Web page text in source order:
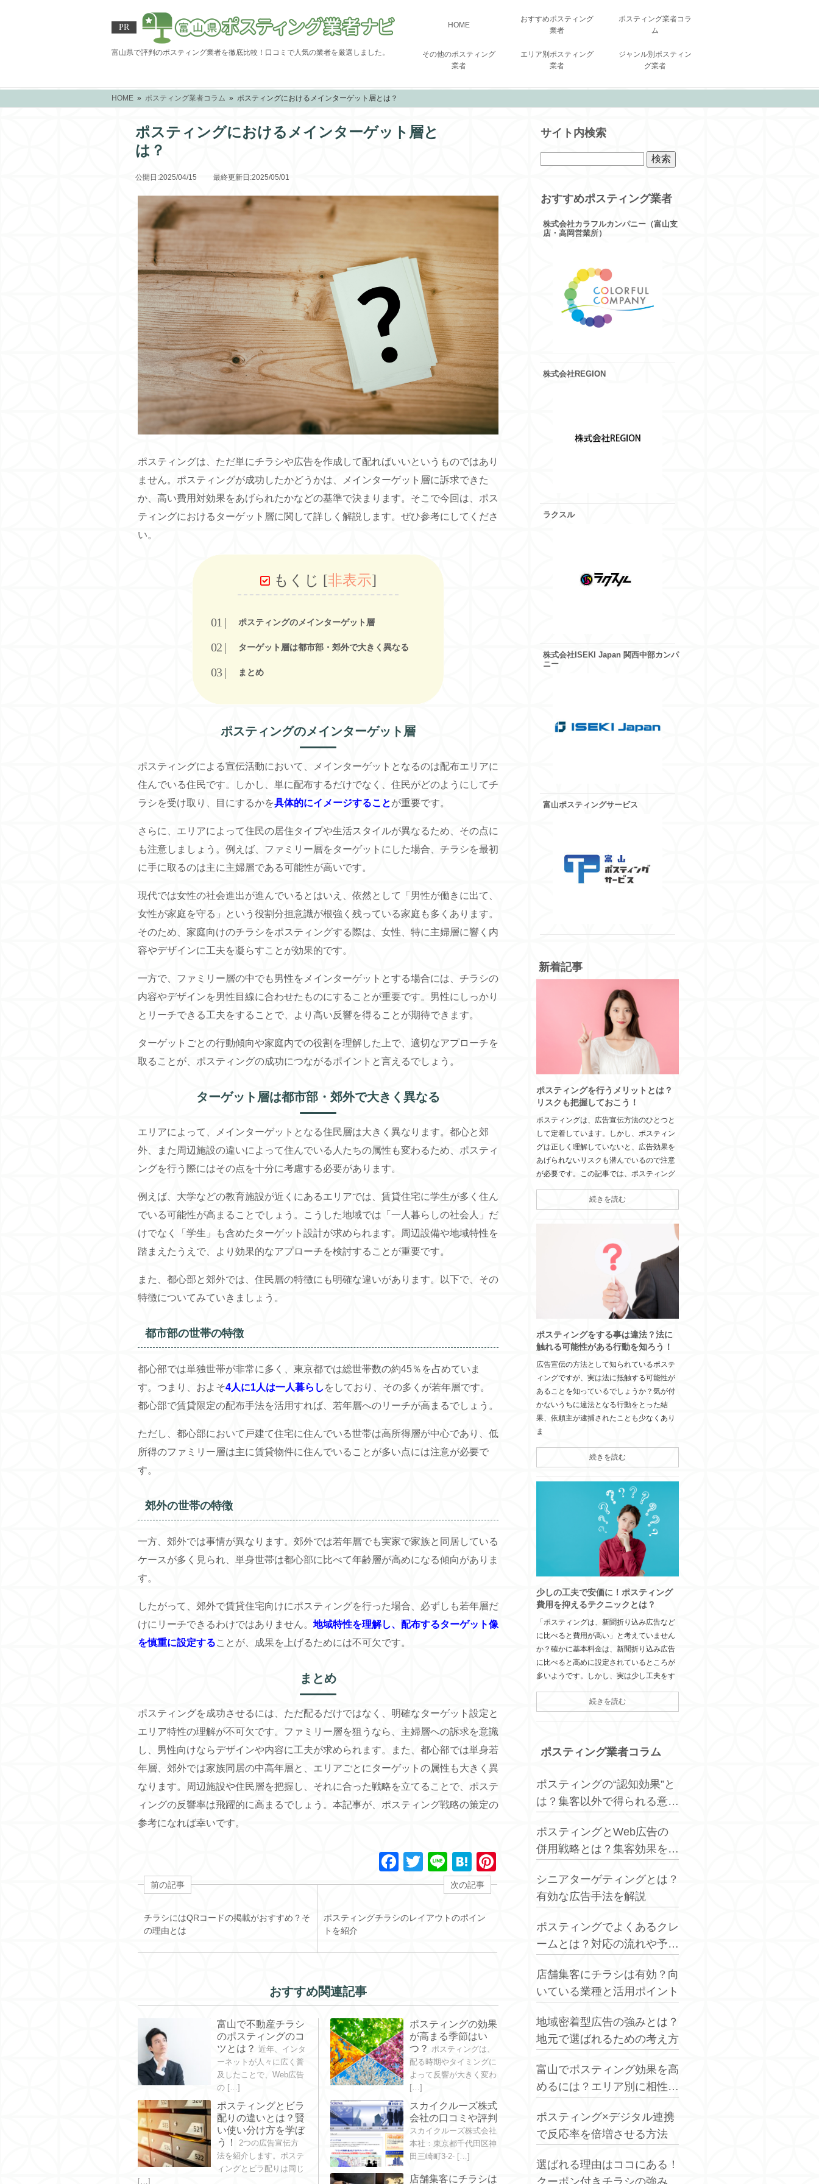
PR
富山県で評判のポスティング業者を徹底比較！口コミで人気の業者を厳選しました。
HOME
おすすめポスティング
業者
ポスティング業者コラ
ム
その他のポスティング
業者
エリア別ポスティング
業者
ジャンル別ポスティン
グ業者
HOME »ポスティング業者コラム » ポスティングにおけるメインターゲット層とは？
ポスティングにおけるメインターゲット層と
は？
公開日:2025/04/15 最終更新日:2025/05/01
ポスティングは、ただ単にチラシや広告を作成して配ればいいというものではあり
ません。ポスティングが成功したかどうかは、メインターゲット層に訴求できた
か、高い費用対効果をあげられたかなどの基準で決まります。そこで今回は、ポス
ティングにおけるターゲット層に関して詳しく解説します。ぜひ参考にしてくださ
い。
もくじ [非表示]
ポスティングのメインターゲット層
ターゲット層は都市部・郊外で大きく異なる
まとめ
ポスティングのメインターゲット層
ポスティングによる宣伝活動において、メインターゲットとなるのは配布エリアに
住んでいる住民です。しかし、単に配布するだけでなく、住民がどのようにしてチ
ラシを受け取り、目にするかを具体的にイメージすることが重要です。
さらに、エリアによって住民の居住タイプや生活スタイルが異なるため、その点に
も注意しましょう。例えば、ファミリー層をターゲットにした場合、チラシを最初
に手に取るのは主に主婦層である可能性が高いです。
現代では女性の社会進出が進んでいるとはいえ、依然として「男性が働きに出て、
女性が家庭を守る」という役割分担意識が根強く残っている家庭も多くあります。
そのため、家庭向けのチラシをポスティングする際は、女性、特に主婦層に響く内
容やデザインに工夫を凝らすことが効果的です。
一方で、ファミリー層の中でも男性をメインターゲットとする場合には、チラシの
内容やデザインを男性目線に合わせたものにすることが重要です。男性にしっかり
とリーチできる工夫をすることで、より高い反響を得ることが期待できます。
ターゲットごとの行動傾向や家庭内での役割を理解した上で、適切なアプローチを
取ることが、ポスティングの成功につながるポイントと言えるでしょう。
ターゲット層は都市部・郊外で大きく異なる
エリアによって、メインターゲットとなる住民層は大きく異なります。都心と郊
外、また周辺施設の違いによって住んでいる人たちの属性も変わるため、ポスティ
ングを行う際にはその点を十分に考慮する必要があります。
例えば、大学などの教育施設が近くにあるエリアでは、賃貸住宅に学生が多く住ん
でいる可能性が高まることでしょう。こうした地域では「一人暮らしの社会人」だ
けでなく「学生」も含めたターゲット設計が求められます。周辺設備や地域特性を
踏まえたうえで、より効果的なアプローチを検討することが重要です。
また、都心部と郊外では、住民層の特徴にも明確な違いがあります。以下で、その
特徴についてみていきましょう。
都市部の世帯の特徴
都心部では単独世帯が非常に多く、東京都では総世帯数の約45％を占めていま
す。つまり、およそ4人に1人は一人暮らし をしており、その多くが若年層です。
都心部で賃貸限定の配布手法を活用すれば、若年層へのリーチが高まるでしょう。
ただし、都心部において戸建て住宅に住んでいる世帯は高所得層が中心であり、低
所得のファミリー層は主に賃貸物件に住んでいることが多い点には注意が必要で
す。
郊外の世帯の特徴
一方、郊外では事情が異なります。郊外では若年層でも実家で家族と同居している
ケースが多く見られ、単身世帯は都心部に比べて年齢層が高めになる傾向がありま
す。
したがって、郊外で賃貸住宅向けにポスティングを行った場合、必ずしも若年層だ
けにリーチできるわけではありません。地域特性を理解し、配布するターゲット像
を慎重に設定することが、成果を上げるためには不可欠です。
まとめ
ポスティングを成功させるには、ただ配るだけではなく、明確なターゲット設定と
エリア特性の理解が不可欠です。ファミリー層を狙うなら、主婦層への訴求を意識
し、男性向けならデザインや内容に工夫が求められます。また、都心部では単身若
年層、郊外では家族同居の中高年層と、エリアごとにターゲットの属性も大きく異
なります。周辺施設や住民層を把握し、それに合った戦略を立てることで、ポステ
ィングの反響率は飛躍的に高まるでしょう。本記事が、ポスティング戦略の策定の
参考になれば幸いです。
F
a
e
o
T
wi
er
Li
n
e
H
at
e
n
nt
前の記事
チラシにはQRコードの掲載がおすすめ？そ
の理由とは
次の記事
ポスティングチラシのレイアウトのポイン
トを紹介
おすすめ関連記事
富山で不動産チラシ
のポスティングのコ
ツとは？ 近年、インタ
ーネットが人々に広く普
及したことで、Web広告
の […]
ポスティングとビラ
配りの違いとは？賢
い使い分け方を学ぼ
う！
2つの広告宣伝方
法を紹介します。ポステ
ィングとビラ配りは同じ
[…]
ポスティングの効果
が高まる季節はい
つ？ ポスティングは、
配る時期やタイミングに
よって反響が大きく変わ
[…]
スカイクルーズ株式
会社の口コミや評判
スカイクルーズ株式会社
本社：東京都千代田区神
田三崎町3-2- […]
店舗集客にチラシは
サイト内検索
おすすめポスティング業者
株式会社カラフルカンパニー（富山支
店・高岡営業所）
株式会社REGION
ラクスル
株式会社ISEKI Japan 関西中部カンパ
ニー
富山ポスティングサービス
新着記事
ポスティングを行うメリットとは？
リスクも把握しておこう！
ポスティングは、広告宣伝方法のひとつと
して定着しています。しかし、ポスティン
グは正しく理解していないと、広告効果を
あげられないリスクも潜んでいるので注意
が必要です。この記事では、ポスティング
続きを読む
ポスティングをする事は違法？法に
触れる可能性がある行動を知ろう！
広告宣伝の方法として知られているポステ
ィングですが、実は法に抵触する可能性が
あることを知っているでしょうか？気が付
かないうちに違法となる行動をとった結
果、依頼主が逮捕されたことも少なくあり
ま
続きを読む
少しの工夫で安価に！ポスティング
費用を抑えるテクニックとは？
「ポスティングは、新聞折り込み広告など
に比べると費用が高い」と考えていません
か？確かに基本料金は、新聞折り込み広告
に比べると高めに設定されているところが
多いようです。しかし、実は少し工夫をす
続きを読む
ポスティング業者コラム
ポスティングの“認知効果”と
は？集客以外で得られる意外
ポスティングとWeb広告の
併用戦略とは？集客効果を最
シニアターゲティングとは？
有効な広告手法を解説
ポスティングでよくあるクレ
ームとは？対応の流れや予防
店舗集客にチラシは有効？向
いている業種と活用ポイント
地域密着型広告の強みとは？
地元で選ばれるための考え方
富山でポスティング効果を高
めるには？エリア別に相性の
ポスティング×デジタル連携
で反応率を倍増させる方法
選ばれる理由はココにある！
クーポン付きチラシの強み